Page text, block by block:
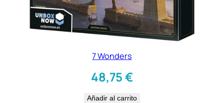
7 Wonders
48,75€
Añadir al carrito